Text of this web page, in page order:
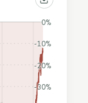
-30%
-20%
-10%
0%